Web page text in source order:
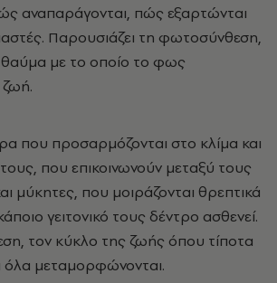
αναπαράγονται, πώς εξαρτώνται
Παρουσιάζει τη φωτοσύνθεση,
με το οποίο το φως
ζωή.
που προσαρμόζονται στο κλίμα και
που επικοινωνούν μεταξύ τους
μύκητες, που μοιράζονται θρεπτικά
γειτονικό τους δέντρο ασθενεί.
τον κύκλο της ζωής όπου τίποτα
όλα μεταμορφώνονται.